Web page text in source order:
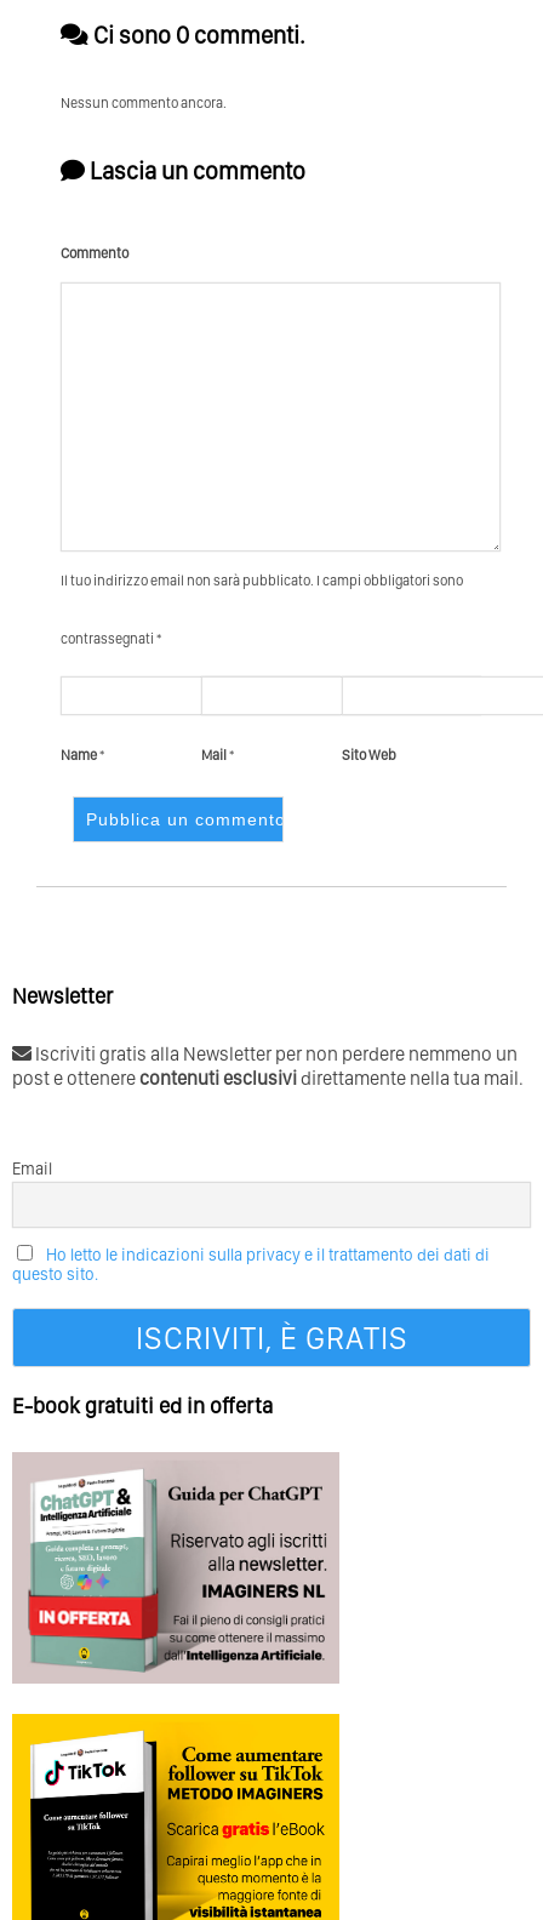
Ci sono 0 commenti.
Nessun commento ancora.
Lascia un commento
Commento
Il tuo indirizzo email non sarà pubblicato. I campi obbligatori sono
contrassegnati *
Name* Mail* Sito Web
Newsletter
Iscriviti gratis alla Newsletter per non perdere nemmeno un
post e ottenerecontenuti esclusividirettamente nella tua mail.
Email
Ho letto le indicazioni sulla privacy e il trattamento dei dati di
questo sito.
E-book gratuiti ed in offerta